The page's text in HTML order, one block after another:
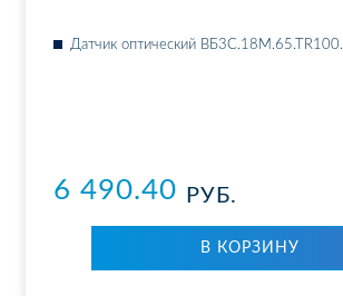
Дат­чик оп­ти­че­ский
6 490.40 РУБ.
В КОР­ЗИ­НУ